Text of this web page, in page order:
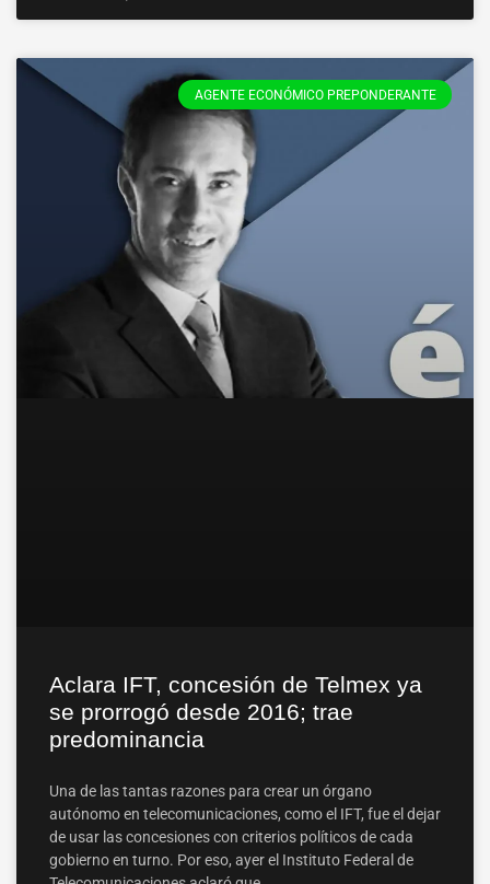
AGENTE ECONÓMICO PREPONDERANTE
Aclara IFT, concesión de Telmex ya
se prorrogó desde 2016; trae
predominancia
Una de las tantas razones para crear un órgano
autónomo en telecomunicaciones, como el IFT, fue el dejar
de usar las concesiones con criterios políticos de cada
gobierno en turno. Por eso, ayer el Instituto Federal de